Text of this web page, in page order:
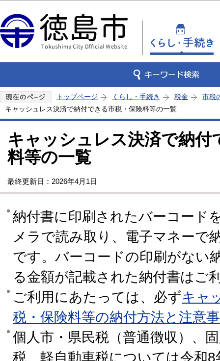
トップページ くらし・手続き 税金
市税
キャッシュレス決済で納付できる市税・保険料等の一覧
キャッシュレス決済で納付
料等の一覧
最終更新日：2026年4月1日
納付書に印刷されたバーコード
メラで読み取り、電子マネーで
です。バーコードの印刷がない
る金額が記載された納付書はご
ご利用にあたっては、必ずキャ
税・保険料等の納付方法と注意
個人市・県民税（普通徴収）、
税、軽自動車税については令和